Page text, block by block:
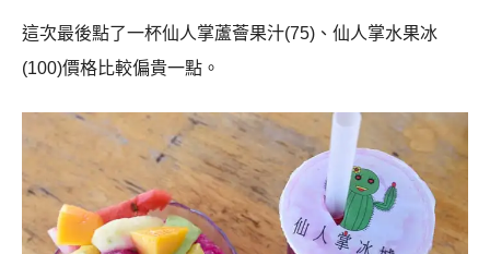
這次最後點了一杯仙人掌蘆薈果汁(75)、仙人掌水果冰
(100)價格比較偏貴一點。